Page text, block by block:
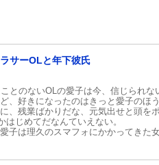
サーOLと年下彼氏
とのないOLの愛子は今、信じられな
、好きになったのはきっと愛子のほう
、残業ばかりだな、元気出せと頭を
じめてだなんていえない。
子は理久のスマフォにかかってきた